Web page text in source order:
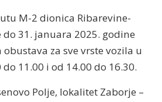
M-2 dionica Ribarevine-
do 31. januara 2025. godine
za sve vrste vozila u
11.00 i od 14.00 do 16.30.
Polje, lokalitet Zaborje –